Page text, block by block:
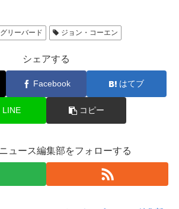
リーバード ジョン・コーエン
シェアする
Facebook はてブ
LINE コピー
ュース編集部をフォローする